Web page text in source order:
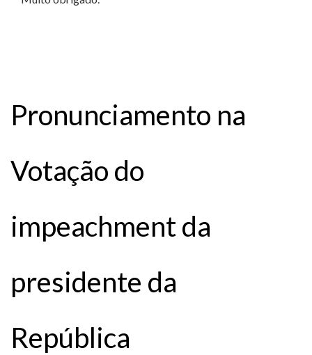
Pronunciamento na
Votação do
impeachment da
presidente da
República